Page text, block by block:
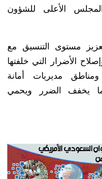
الأعلى للشؤون
مستوى التنسيق مع
الأضرار التي خلفتها
مديريات أمانة
بما يخفف الضرر ويحمي